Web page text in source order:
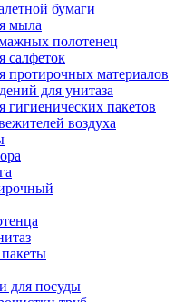
бумаги
мыла
полотенец
салфеток
протирочных материалов
для унитаза
гигиенических пакетов
воздуха
для посуды